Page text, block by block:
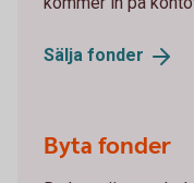
Sälja fonder
Byta fonder